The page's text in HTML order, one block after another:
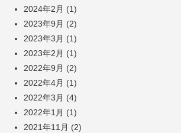
2024年2月 (1)
2023年9月 (2)
2023年3月 (1)
2023年2月 (1)
2022年9月 (2)
2022年4月 (1)
2022年3月 (4)
2022年1月 (1)
2021年11月 (2)